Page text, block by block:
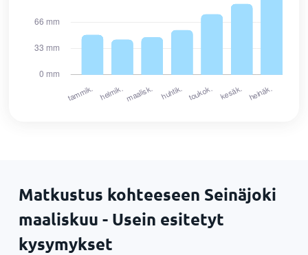
Matkustus kohteeseen Seinäjoki
maaliskuu - Usein esitetyt
kysymykset